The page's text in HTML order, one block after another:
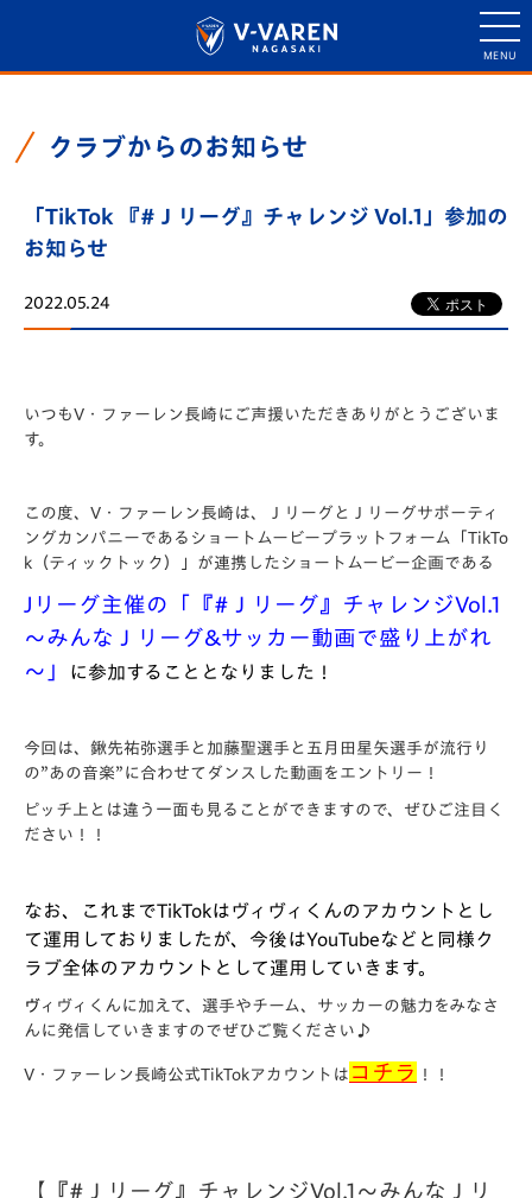
クラブからのお知らせ
「TikTok 『#Ｊリーグ』チャレンジ Vol.1」参加の
お知らせ
2022.05.24
いつもV・ファーレン長崎にご声援いただきありがとうございま
す。
この度、V・ファーレン長崎は、ＪリーグとＪリーグサポーティ
ングカンパニーであるショートムービープラットフォーム「TikTo
k（ティックトック）」が連携したショートムービー企画である
Jリーグ主催の「『#Ｊリーグ』チャレンジVol.1
～みんなＪリーグ&サッカー動画で盛り上がれ
～」
に参加することとなりました！
今回は、鍬先祐弥選手と加藤聖選手と五月田星矢選手が流行り
の”あの音楽”に合わせてダンスした動画をエントリー！
ピッチ上とは違う一面も見ることができますので、ぜひご注目く
ださい！！
なお、これまでTikTokはヴィヴィくんのアカウントとし
て運用しておりましたが、今後はYouTubeなどと同様ク
ラブ全体のアカウントとして運用 していきます。
ヴィヴィくんに加えて、選手やチーム、サッカーの魅力をみなさ
んに発信していきますのでぜひご覧ください♪
V・ファーレン長崎公式TikTokアカウントは コチラ ！！
【『#Ｊリーグ』チャレンジVol.1～みんなＪリ